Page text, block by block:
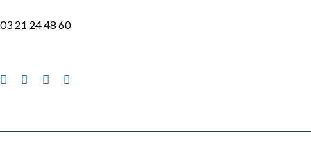
03 21 24 48 60